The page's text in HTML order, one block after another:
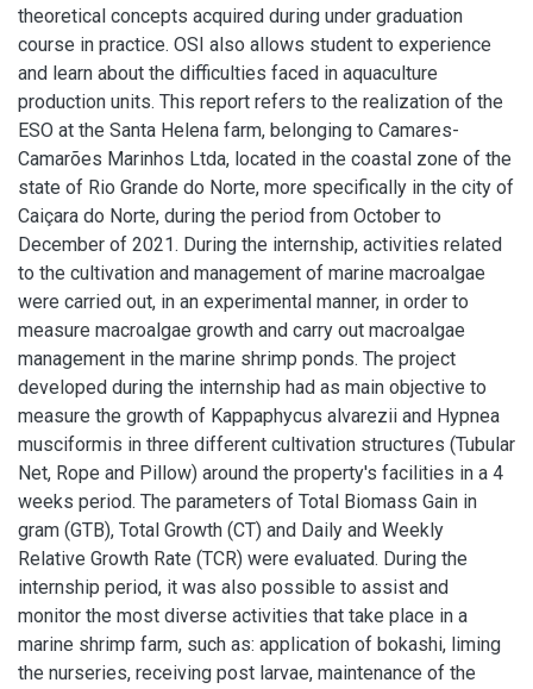
theoretical concepts acquired during under graduation
course in practice. OSI also allows student to experience
and learn about the difficulties faced in aquaculture
production units. This report refers to the realization of the
ESO at the Santa Helena farm, belonging to Camares-
Camarões Marinhos Ltda, located in the coastal zone of the
state of Rio Grande do Norte, more specifically in the city of
Caiçara do Norte, during the period from October to
December of 2021. During the internship, activities related
to the cultivation and management of marine macroalgae
were carried out, in an experimental manner, in order to
measure macroalgae growth and carry out macroalgae
management in the marine shrimp ponds. The project
developed during the internship had as main objective to
measure the growth of Kappaphycus alvarezii and Hypnea
musciformis in three different cultivation structures (Tubular
Net, Rope and Pillow) around the property's facilities in a 4
weeks period. The parameters of Total Biomass Gain in
gram (GTB), Total Growth (CT) and Daily and Weekly
Relative Growth Rate (TCR) were evaluated. During the
internship period, it was also possible to assist and
monitor the most diverse activities that take place in a
marine shrimp farm, such as: application of bokashi, liming
the nurseries, receiving post larvae, maintenance of the